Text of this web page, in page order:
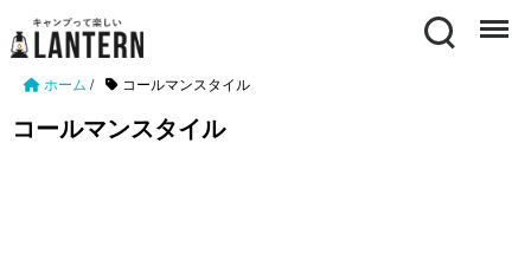
Search Menu
ホーム / コールマンスタイル
コールマンスタイル